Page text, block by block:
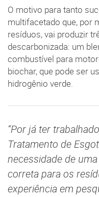
O motivo para tanto
multifacetado que, por
resíduos, vai produzir
descarbonizada: um
combustível para
biochar, que pode ser
hidrogênio verde.
“Por já ter
Tratamento de
necessidade de
correta para os
experiência em